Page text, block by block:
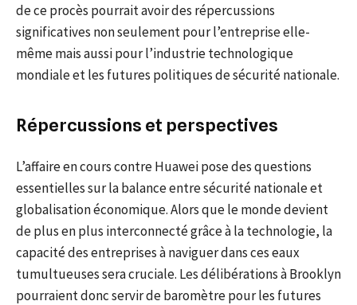
de ce procès pourrait avoir des répercussions
significatives non seulement pour l’entreprise elle-
même mais aussi pour l’industrie technologique
mondiale et les futures politiques de sécurité nationale.
Répercussions et perspectives
L’affaire en cours contre Huawei pose des questions
essentielles sur la balance entre sécurité nationale et
globalisation économique. Alors que le monde devient
de plus en plus interconnecté grâce à la technologie, la
capacité des entreprises à naviguer dans ces eaux
tumultueuses sera cruciale. Les délibérations à Brooklyn
pourraient donc servir de baromètre pour les futures